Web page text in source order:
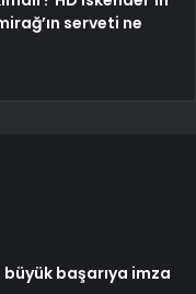
serveti ne
büyük başarıya imza